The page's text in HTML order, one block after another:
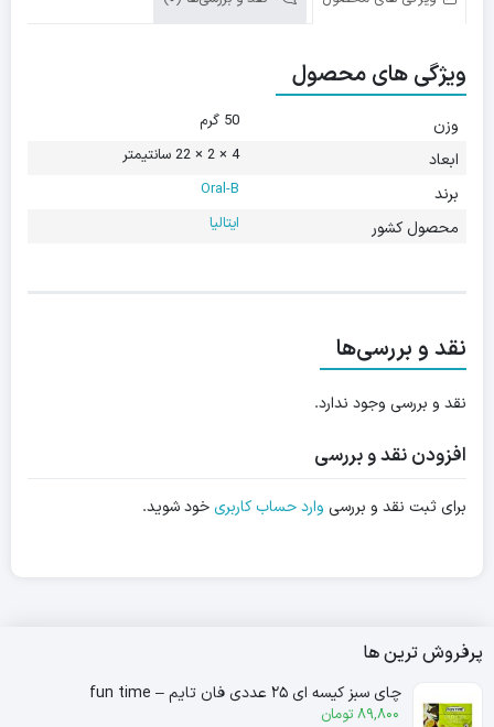
ویژگی های محصول
وزن 50 گرم
ابعاد 4 × 2 × 22 سانتیمتر
برند Oral-B
محصول کشور ایتالیا
نقد و بررسی‌ها
نقد و بررسی وجود ندارد.
افزودن نقد و بررسی
برای ثبت نقد و بررسی وارد حساب کاربریخود شوید.
پرفروش ترین ها
چای سبز کیسه ای ۲۵ عددی فان تایم – fun time
89,800 تومان